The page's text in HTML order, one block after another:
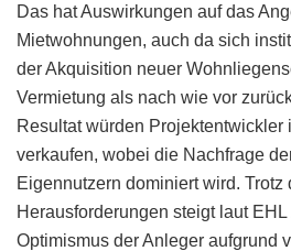
Das hat Auswirkungen auf das
Mietwohnungen, auch da sich
der Akquisition neuer
Vermietung als nach wie vor
Resultat würden Projektentwickler
verkaufen, wobei die Nachfrage
Eigennutzern dominiert wird. Trotz
Herausforderungen steigt laut
Optimismus der Anleger aufgrund